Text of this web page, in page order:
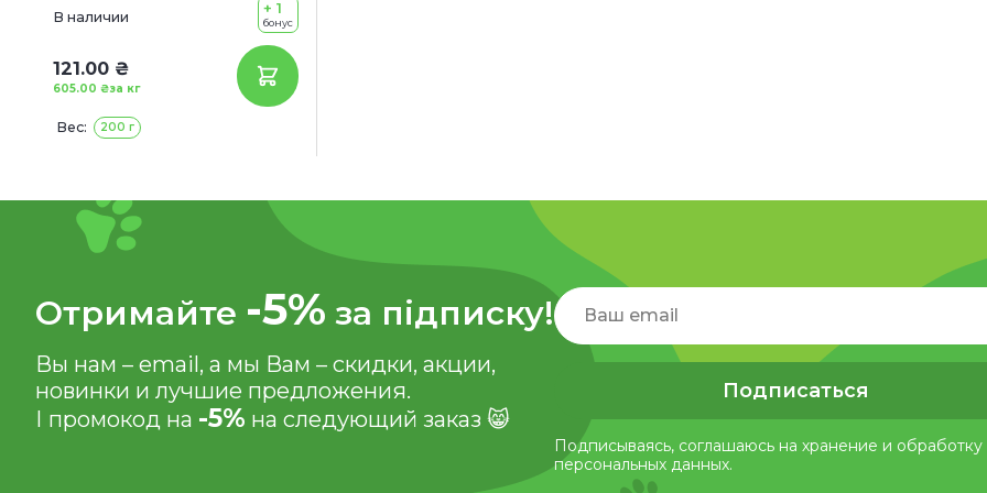
ягненком)
В наличии
121.00 ₴
за кг
605.00 ₴
+ 1
бонус
Вес: 200 г
Отримайте -5% за підписку!
Вы нам – email, а мы Вам – скидки, акции,
новинки и лучшие предложения.
І промокод на -5% на следующий заказ 😸
Подписаться
Подписываясь, соглашаюсь на хранение и обработку
персональных данных.